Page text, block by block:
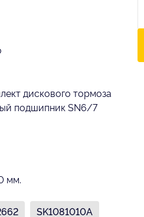
диcкового тормоза
подшипник SN6/7
мм.
SK1081010A